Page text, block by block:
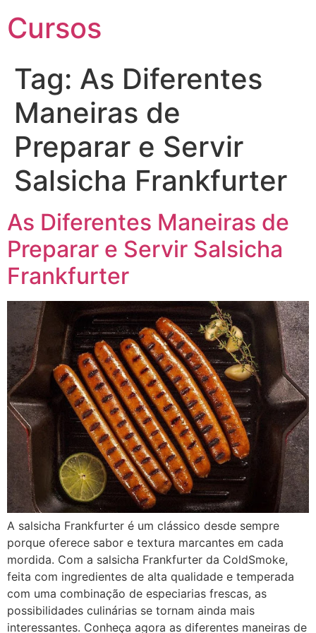
Cursos
Tag: As Diferentes
Maneiras de
Preparar e Servir
Salsicha Frankfurter
As Diferentes Maneiras de
Preparar e Servir Salsicha
Frankfurter
A salsicha Frankfurter é um clássico desde sempre
porque oferece sabor e textura marcantes em cada
mordida. Com a salsicha Frankfurter da ColdSmoke,
feita com ingredientes de alta qualidade e temperada
com uma combinação de especiarias frescas, as
possibilidades culinárias se tornam ainda mais
interessantes. Conheça agora as diferentes maneiras de